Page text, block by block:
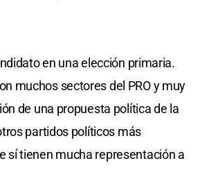
en una elección primaria.
muchos sectores del PRO y muy
de una propuesta política de la
partidos políticos más
sí tienen mucha representación a